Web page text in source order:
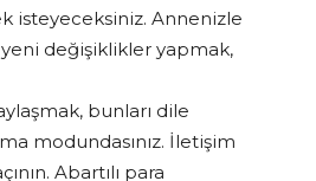
isteyeceksiniz. Annenizle
değişiklikler yapmak,
bunları dile
modundasınız. İletişim
Abartılı para